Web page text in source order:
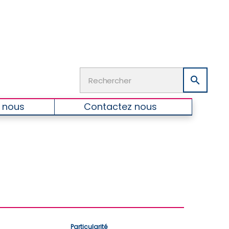

Contactez nous
Particularité